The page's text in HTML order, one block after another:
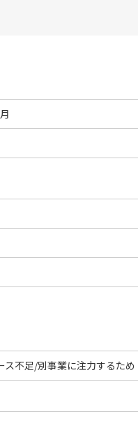
ス不足/別事業に注力するため